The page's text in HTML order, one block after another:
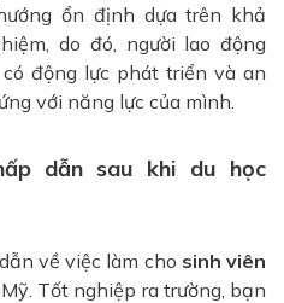
ổn định dựa trên khả
do đó, người lao động
động lực phát triển và an
với năng lực của mình.
dẫn sau khi du học
về việc làm cho sinh viên
Tốt nghiệp ra trường, bạn